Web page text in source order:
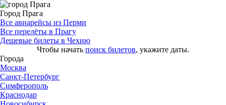
Город Прага
Все авиарейсы из Перми
Все перелёты в Прагу
Дешевые билеты в Чехию
Чтобы начать поиск билетов, укажите даты.
Города
Москва
Санкт-Петербург
Симферополь
Краснодар